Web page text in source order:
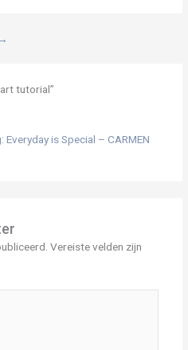
→
tutorial”
Everyday is Special – CARMEN
Vereiste velden zijn